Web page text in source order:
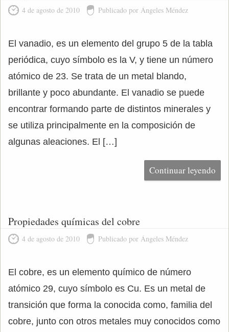
4 de agosto de 2010 Publicado por Ángeles Méndez
El vanadio, es un elemento del grupo 5 de la tabla
periódica, cuyo símbolo es la V, y tiene un número
atómico de 23. Se trata de un metal blando,
brillante y poco abundante. El vanadio se puede
encontrar formando parte de distintos minerales y
se utiliza principalmente en la composición de
algunas aleaciones. El […]
Continuar leyendo
Propiedades químicas del cobre
4 de agosto de 2010 Publicado por Ángeles Méndez
El cobre, es un elemento químico de número
atómico 29, cuyo símbolo es Cu. Es un metal de
transición que forma la conocida como, familia del
cobre, junto con otros metales muy conocidos como